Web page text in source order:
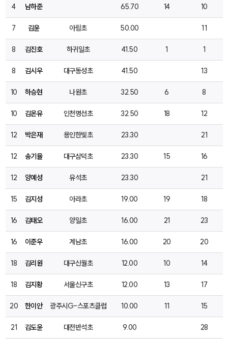
4 남하준 65.70 14 10
7 김윤 아림초 50.00 11
8 김진호 하귀일초 41.50 1 1
8 김시우 대구동성초 41.50 13
10 하승현 나원초 32.50 6 8
10 김온유 인천명선초 32.50 18 12
12 박은재 용인한빛초 23.30 21
12 송기율 대구삼덕초 23.30 15 16
12 양예성 유석초 23.30 21
15 김지성 아라초 19.00 19 18
16 김태오 양일초 16.00 21 23
16 이준우 계남초 16.00 20 20
18 김리원 대구신월초 12.00 10 14
18 김지황 서울신구초 12.00 13 17
20 한이안 광주시G-스포츠클럽 10.00 11 15
21 김도윤 대전반석초 9.00 28